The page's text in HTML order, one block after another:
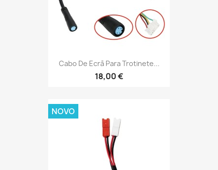
Cabo De Ecrã Para Trotinete...
18,00 €
NOVO